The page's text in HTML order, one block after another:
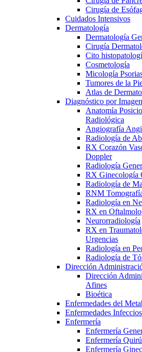
Cirugía de
Cuidados Intensivos
Dermatología
Dermatología
Cirugía
Cito
Cosmetología
Micología
Tumores de la
Atlas de
Diagnóstico por
Anatomía
Radiológica
Angiografía
Radiología de
RX Corazón
Doppler
Radiología
RX Ginecología
Radiología de
RNM
Radiología en
RX en
Neurorradiología
RX en
Urgencias
Radiología en
Radiología de
Dirección
Dirección
Afines
Bioética
Enfermedades del
Enfermedades
Enfermería
Enfermería
Enfermería
Enfermería